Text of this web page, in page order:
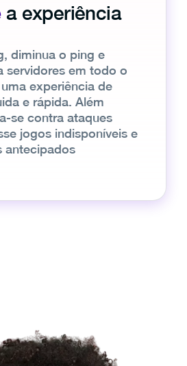
a experiência
diminua o ping e
servidores em todo o
experiência de
e rápida. Além
se contra ataques
jogos indisponíveis e
antecipados